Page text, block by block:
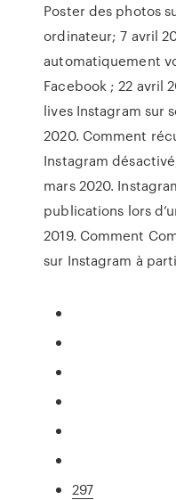
Poster des photos
ordinateur; 7 avril
automatiquement
Facebook ; 22 avril
lives Instagram sur
2020. Comment
Instagram
mars 2020.
publications lors
2019. Comment
sur Instagram à
297